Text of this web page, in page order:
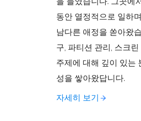
동안 열정적으로 일하
남다른 애정을 쏟아왔
구, 파티션 관리, 스크
주제에 대해 깊이 있는
성을 쌓아왔답니다.
자세히 보기